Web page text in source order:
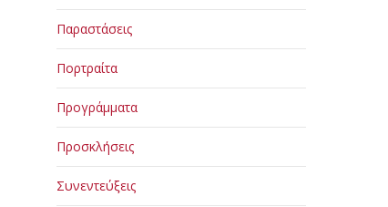
Παραστάσεις
Πορτραίτα
Προγράμματα
Προσκλήσεις
Συνεντεύξεις